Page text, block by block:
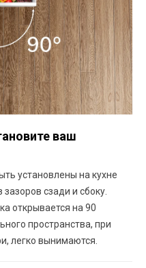
ваш
установлены на кухне
сзади и сбоку.
открывается на 90
пространства, при
легко вынимаются.